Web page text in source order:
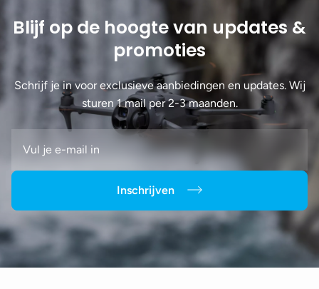
Blijf op de hoogte van updates &
promoties
Schrijf je in voor exclusieve aanbiedingen en updates. Wij
sturen 1 mail per 2-3 maanden.
Inschrijven